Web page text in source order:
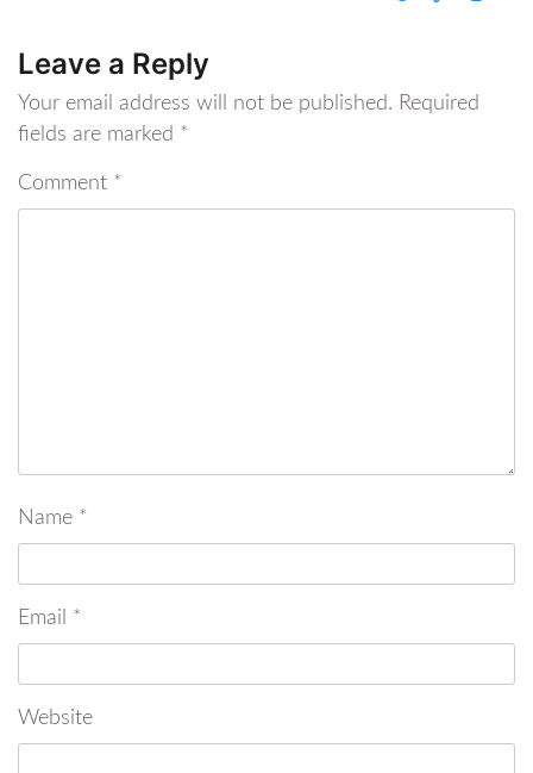
Leave a Reply
Your email address will not be published. Required
fields are marked *
Comment *
Name *
Email *
Website